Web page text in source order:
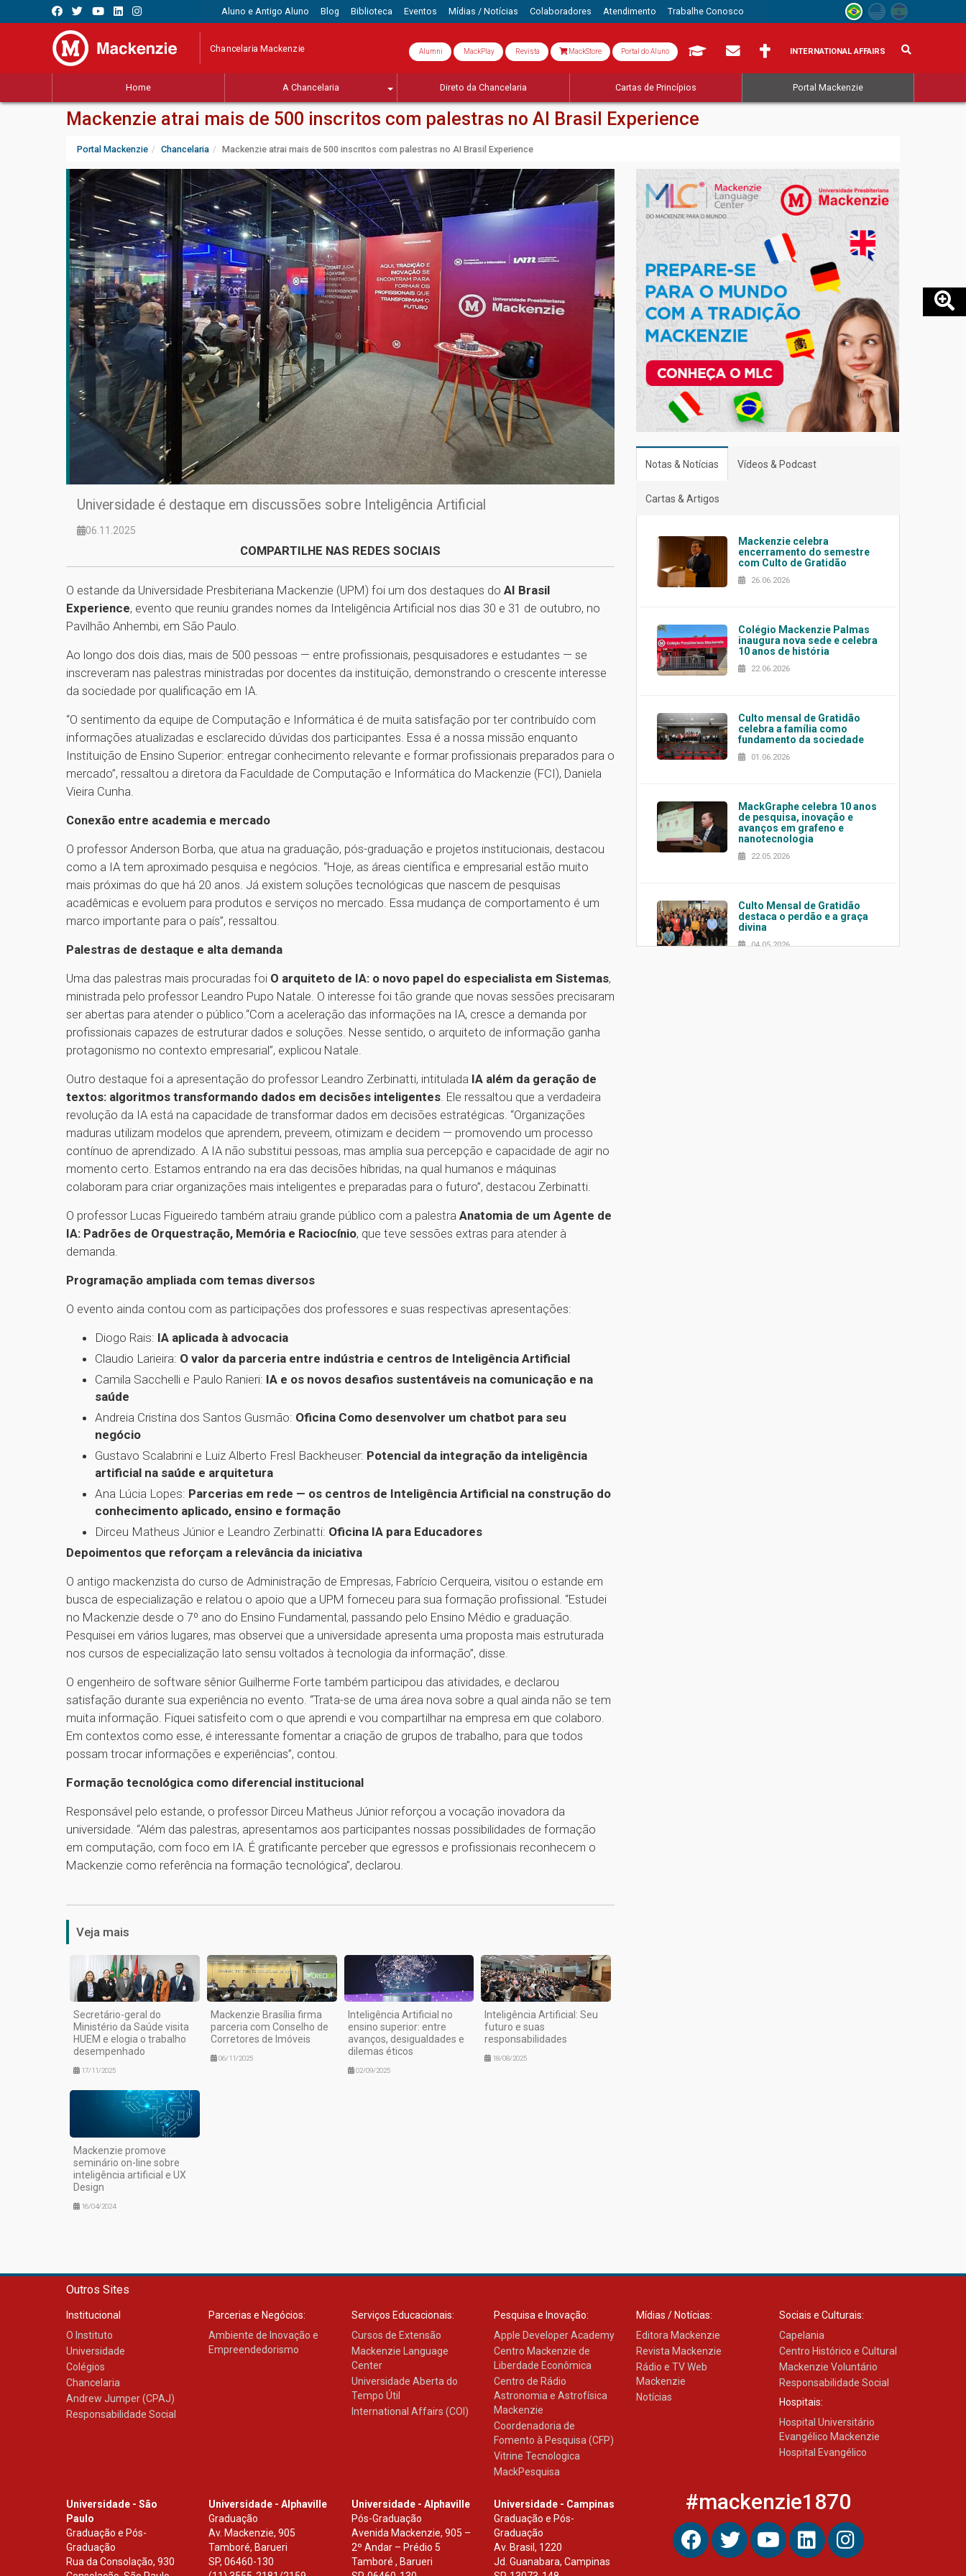
Aluno e Antigo Aluno Blog Biblioteca Eventos Mídias / Notícias Colaboradores Atendimento Trabalhe Conosco
Chancelaria Mackenzie Alumni MackPlay Revista MackStore Portal do Aluno INTERNATIONAL AFFAIRS
Home A Chancelaria Direto da Chancelaria Cartas de Princípios Portal Mackenzie
Mackenzie atrai mais de 500 inscritos com palestras no AI Brasil Experience
Portal Mackenzie Chancelaria Mackenzie atrai mais de 500 inscritos com palestras no AI Brasil Experience
Universidade é destaque em discussões sobre Inteligência Artificial
06.11.2025
COMPARTILHE NAS REDES SOCIAIS
O estande da Universidade Presbiteriana Mackenzie (UPM) foi um dos destaques do AI Brasil
Experience, evento que reuniu grandes nomes da Inteligência Artificial nos dias 30 e 31 de outubro, no
Pavilhão Anhembi, em São Paulo.
Ao longo dos dois dias, mais de 500 pessoas — entre profissionais, pesquisadores e estudantes — se
inscreveram nas palestras ministradas por docentes da instituição, demonstrando o crescente interesse
da sociedade por qualificação em IA.
“O sentimento da equipe de Computação e Informática é de muita satisfação por ter contribuído com
informações atualizadas e esclarecido dúvidas dos participantes. Essa é a nossa missão enquanto
Instituição de Ensino Superior: entregar conhecimento relevante e formar profissionais preparados para o
mercado”, ressaltou a diretora da Faculdade de Computação e Informática do Mackenzie (FCI), Daniela
Vieira Cunha.
Conexão entre academia e mercado
O professor Anderson Borba, que atua na graduação, pós-graduação e projetos institucionais, destacou
como a IA tem aproximado pesquisa e negócios. “Hoje, as áreas científica e empresarial estão muito
mais próximas do que há 20 anos. Já existem soluções tecnológicas que nascem de pesquisas
acadêmicas e evoluem para produtos e serviços no mercado. Essa mudança de comportamento é um
marco importante para o país”, ressaltou.
Palestras de destaque e alta demanda
Uma das palestras mais procuradas foi O arquiteto de IA: o novo papel do especialista em Sistemas,
ministrada pelo professor Leandro Pupo Natale. O interesse foi tão grande que novas sessões precisaram
ser abertas para atender o público.“Com a aceleração das informações na IA, cresce a demanda por
profissionais capazes de estruturar dados e soluções. Nesse sentido, o arquiteto de informação ganha
protagonismo no contexto empresarial”, explicou Natale.
Outro destaque foi a apresentação do professor Leandro Zerbinatti, intitulada IA além da geração de
textos: algoritmos transformando dados em decisões inteligentes . Ele ressaltou que a verdadeira
revolução da IA está na capacidade de transformar dados em decisões estratégicas. “Organizações
maduras utilizam modelos que aprendem, preveem, otimizam e decidem — promovendo um processo
contínuo de aprendizado. A IA não substitui pessoas, mas amplia sua percepção e capacidade de agir no
momento certo. Estamos entrando na era das decisões híbridas, na qual humanos e máquinas
colaboram para criar organizações mais inteligentes e preparadas para o futuro”, destacou Zerbinatti.
O professor Lucas Figueiredo também atraiu grande público com a palestra Anatomia de um Agente de
IA: Padrões de Orquestração, Memória e Raciocínio, que teve sessões extras para atender à
demanda.
Programação ampliada com temas diversos
O evento ainda contou com as participações dos professores e suas respectivas apresentações:
Diogo Rais: IA aplicada à advocacia
Claudio Larieira: O valor da parceria entre indústria e centros de Inteligência Artificial
Camila Sacchelli e Paulo Ranieri: IA e os novos desafios sustentáveis na comunicação e na
saúde
Andreia Cristina dos Santos Gusmão: Oficina Como desenvolver um chatbot para seu
negócio
Gustavo Scalabrini e Luiz Alberto Fresl Backheuser: Potencial da integração da inteligência
artificial na saúde e arquitetura
Ana Lúcia Lopes: Parcerias em rede — os centros de Inteligência Artificial na construção do
conhecimento aplicado, ensino e formação
Dirceu Matheus Júnior e Leandro Zerbinatti: Oficina IA para Educadores
Depoimentos que reforçam a relevância da iniciativa
O antigo mackenzista do curso de Administração de Empresas, Fabrício Cerqueira, visitou o estande em
busca de especialização e relatou o apoio que a UPM forneceu para sua formação profissional. “Estudei
no Mackenzie desde o 7º ano do Ensino Fundamental, passando pelo Ensino Médio e graduação.
Pesquisei em vários lugares, mas observei que a universidade apresenta uma proposta mais estruturada
nos cursos de especialização lato sensu voltados à tecnologia da informação”, disse.
O engenheiro de software sênior Guilherme Forte também participou das atividades, e declarou
satisfação durante sua experiência no evento. “Trata-se de uma área nova sobre a qual ainda não se tem
muita informação. Fiquei satisfeito com o que aprendi e vou compartilhar na empresa em que colaboro.
Em contextos como esse, é interessante fomentar a criação de grupos de trabalho, para que todos
possam trocar informações e experiências”, contou.
Formação tecnológica como diferencial institucional
Responsável pelo estande, o professor Dirceu Matheus Júnior reforçou a vocação inovadora da
universidade. “Além das palestras, apresentamos aos participantes nossas possibilidades de formação
em computação, com foco em IA. É gratificante perceber que egressos e profissionais reconhecem o
Mackenzie como referência na formação tecnológica”, declarou.
1
Veja mais
Secretário-geral do
Ministério da Saúde visita
HUEM e elogia o trabalho
desempenhado
17/11/2025
Mackenzie Brasília firma
parceria com Conselho de
Corretores de Imóveis
06/11/2025
Inteligência Artificial no
ensino superior: entre
avanços, desigualdades e
dilemas éticos
02/09/2025
Inteligência Artificial: Seu
futuro e suas
responsabilidades
18/08/2025
Mackenzie promove
seminário on-line sobre
inteligência artificial e UX
Design
16/04/2024
Notas & Notícias Vídeos & Podcast
Cartas & Artigos
Mackenzie celebra
encerramento do semestre
com Culto de Gratidão
26.06.2026
Colégio Mackenzie Palmas
inaugura nova sede e celebra
10 anos de história
22.06.2026
Culto mensal de Gratidão
celebra a família como
fundamento da sociedade
01.06.2026
MackGraphe celebra 10 anos
de pesquisa, inovação e
avanços em grafeno e
nanotecnologia
22.05.2026
Culto Mensal de Gratidão
destaca o perdão e a graça
divina
04.05.2026
Outros Sites
Institucional
O Instituto
Universidade
Colégios
Chancelaria
Andrew Jumper (CPAJ)
Responsabilidade Social
Parcerias e Negócios:
Ambiente de Inovação e
Empreendedorismo
Serviços Educacionais:
Cursos de Extensão
Mackenzie Language
Center
Universidade Aberta do
Tempo Útil
International Affairs (COI)
Pesquisa e Inovação:
Apple Developer Academy
Centro Mackenzie de
Liberdade Econômica
Centro de Rádio
Astronomia e Astrofísica
Mackenzie
Coordenadoria de
Fomento à Pesquisa (CFP)
Vitrine Tecnologica
MackPesquisa
Mídias / Notícias:
Editora Mackenzie
Revista Mackenzie
Rádio e TV Web
Mackenzie
Notícias
Sociais e Culturais:
Capelania
Centro Histórico e Cultural
Mackenzie Voluntário
Responsabilidade Social
Hospitais:
Hospital Universitário
Evangélico Mackenzie
Hospital Evangélico
Universidade - São
Paulo
Graduação e Pós-
Graduação
Rua da Consolação, 930
Universidade - Alphaville
Graduação
Av. Mackenzie, 905
Tamboré, Barueri
SP,06460-130
Universidade - Alphaville
Pós-Graduação
Avenida Mackenzie, 905 –
2º Andar – Prédio 5
Tamboré , Barueri
Universidade - Campinas
Graduação e Pós-
Graduação
Av. Brasil, 1220
Jd. Guanabara, Campinas
#mackenzie1870